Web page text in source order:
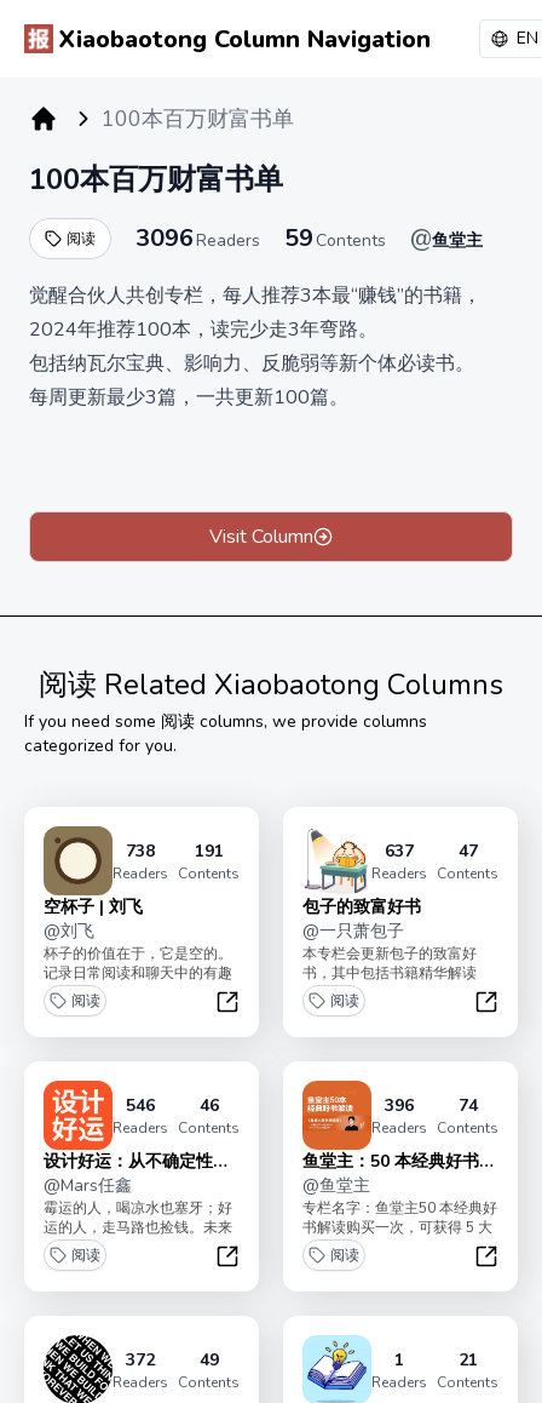
Xiaobaotong Column Navigation EN
100本百万财富书单
100本百万财富书单
阅读 3096Readers 59 Contents @鱼堂主
觉醒合伙人共创专栏，每人推荐3本最“赚钱”的书籍，
2024年推荐100本，读完少走3年弯路。
包括纳瓦尔宝典、影响力、反脆弱等新个体必读书。
每周更新最少3篇，一共更新100篇。
Visit Column
阅读 Related Xiaobaotong Columns
If you need some 阅读 columns, we provide columns
categorized for you.
738
Readers
191
Contents
空杯子 | 刘飞
@刘飞
杯子的价值在于，它是空的。
记录日常阅读和聊天中的有趣
的洞察。
阅读
空杯子 | 刘飞
637
Readers
47
Contents
包子的致富好书
@一只萧包子
本专栏会更新包子的致富好
书，其中包括书籍精华解读
+感悟思考。内容聚焦「商业/
经济/文学/个人成长/心...
阅读
包子
546
Readers
46
Contents
设计好运：从不确定性中
获益
@Mars任鑫
霉运的人，喝凉水也塞牙；好
运的人，走马路也捡钱。未来
半年，欢迎你加入我们，一起
学习如何通过科学的、工...
阅读
设计好运：从不确定性中获益
396
Readers
74
Contents
鱼堂主：50 本经典好书解
读
@鱼堂主
专栏名字：鱼堂主50 本经典好
书解读购买一次，可获得 5 大
福利：1，获得 50 本好书解读
精华。2...
阅读
鱼堂
372
Readers
49
Contents
1
Readers
21
Contents